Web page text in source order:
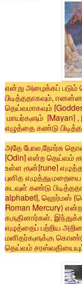
என்று அழைக்கப்
பிடித்ததாகவும்,
தெய்வமாகவும்
மாயர்களும் [Mayan]
எழுத்தை கண்டு
அதே போல,நோர்சு
[Odin] என்ற தெய்வம்
உள்ள ரூன்[rune]
புனித
கடவுள் கண்டு
alphabet], ஹெர்மஸ்
Roman Mercury)
கருதினார்கள்.
எழுத்தைப் பற்றிய
மனிதர்களுக்கு
தெய்வம் சரஸ்வதியையும்